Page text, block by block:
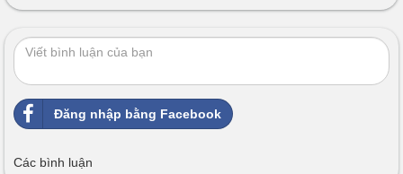
Đăng nhập bằng Facebook
Các bình luận